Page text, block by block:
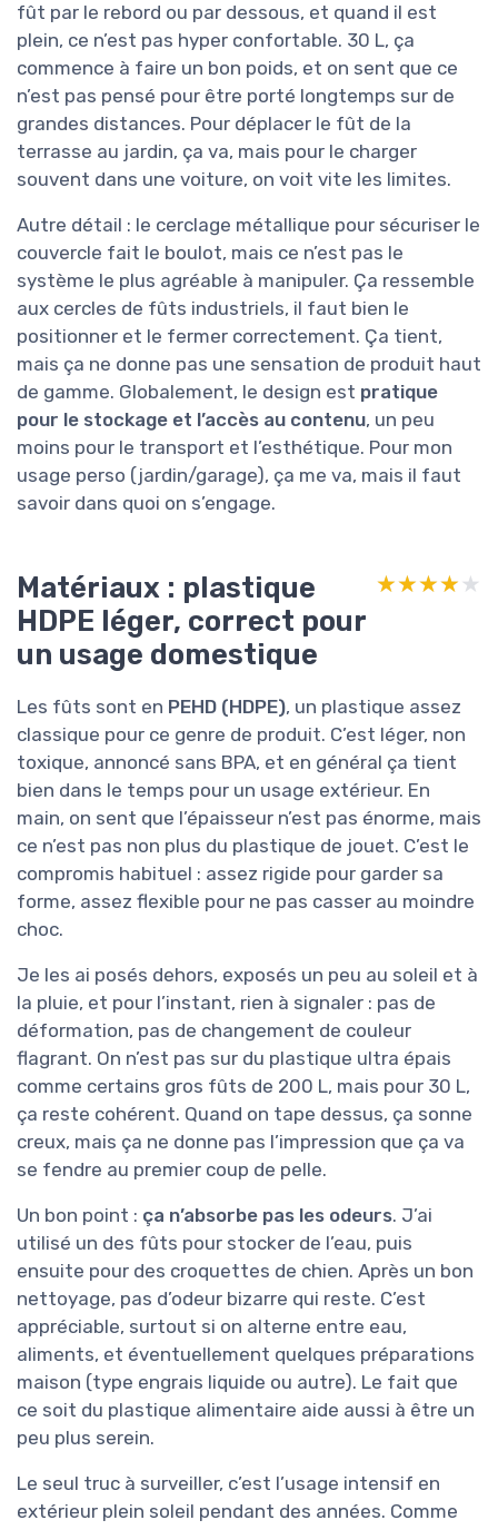
fût par le rebord ou par dessous, et quand il est
plein, ce n’est pas hyper confortable. 30 L, ça
commence à faire un bon poids, et on sent que ce
n’est pas pensé pour être porté longtemps sur de
grandes distances. Pour déplacer le fût de la
terrasse au jardin, ça va, mais pour le charger
souvent dans une voiture, on voit vite les limites.
Autre détail : le cerclage métallique pour sécuriser le
couvercle fait le boulot, mais ce n’est pas le
système le plus agréable à manipuler. Ça ressemble
aux cercles de fûts industriels, il faut bien le
positionner et le fermer correctement. Ça tient,
mais ça ne donne pas une sensation de produit haut
de gamme. Globalement, le design est pratique
pour le stockage et l’accès au contenu, un peu
moins pour le transport et l’esthétique. Pour mon
usage perso (jardin/garage), ça me va, mais il faut
savoir dans quoi on s’engage.
Matériaux : plastique
HDPE léger, correct pour
un usage domestique
★★★★★
★★★★★
Les fûts sont en PEHD (HDPE), un plastique assez
classique pour ce genre de produit. C’est léger, non
toxique, annoncé sans BPA, et en général ça tient
bien dans le temps pour un usage extérieur. En
main, on sent que l’épaisseur n’est pas énorme, mais
ce n’est pas non plus du plastique de jouet. C’est le
compromis habituel : assez rigide pour garder sa
forme, assez flexible pour ne pas casser au moindre
choc.
Je les ai posés dehors, exposés un peu au soleil et à
la pluie, et pour l’instant, rien à signaler : pas de
déformation, pas de changement de couleur
flagrant. On n’est pas sur du plastique ultra épais
comme certains gros fûts de 200 L, mais pour 30 L,
ça reste cohérent. Quand on tape dessus, ça sonne
creux, mais ça ne donne pas l’impression que ça va
se fendre au premier coup de pelle.
Un bon point : ça n’absorbe pas les odeurs. J’ai
utilisé un des fûts pour stocker de l’eau, puis
ensuite pour des croquettes de chien. Après un bon
nettoyage, pas d’odeur bizarre qui reste. C’est
appréciable, surtout si on alterne entre eau,
aliments, et éventuellement quelques préparations
maison (type engrais liquide ou autre). Le fait que
ce soit du plastique alimentaire aide aussi à être un
peu plus serein.
Le seul truc à surveiller, c’est l’usage intensif en
extérieur plein soleil pendant des années. Comme